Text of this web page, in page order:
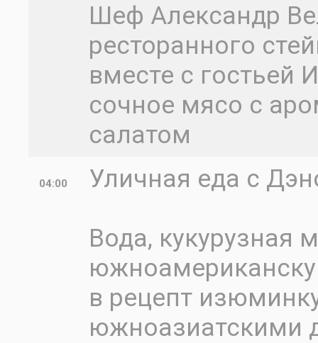
Шеф Александр
ресторанного
вместе с гостьей
сочное мясо с
салатом
04:00
Уличная еда с
Вода, кукурузная
в рецепт
южноазиатскими